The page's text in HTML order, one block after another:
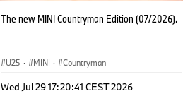
The new MINI Countryman Edition (07/2026).
U25 · MINI · Countryman
Wed Jul 29 17:20:41 CEST 2026